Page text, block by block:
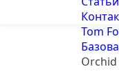
Tom
Orchid